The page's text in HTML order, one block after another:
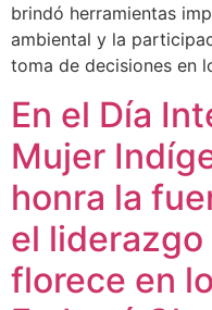
brindó herramientas
ambiental y la
toma de decisiones en
En el Día
Mujer
honra la
el
florece en